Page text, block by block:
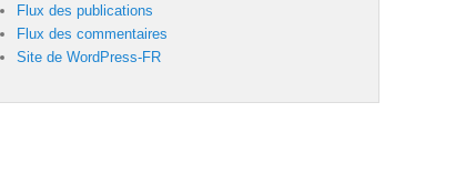
Flux des publications
Flux des commentaires
Site de WordPress-FR